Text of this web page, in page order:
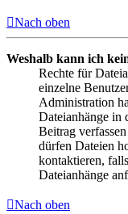
Nach oben
Weshalb kann ich
Rechte für
einzelne
Administration
Dateianhänge in
Beitrag
dürfen Dateien
kontaktieren,
Dateianhänge
Nach oben